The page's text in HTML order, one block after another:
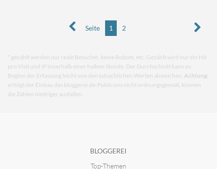
Seite 1 2
* gezählt werden nur reale Besucher, keine Robots, etc. Gezählt wird nur ein Hit
pro Visit und IP innerhalb einer halben Stunde. Der Durchschnitt kann zu
Beginn der Erfassung leicht von den tatsächlichen Werten abweichen. Achtung:
erfolgt der Einbau des bloggerei.de-Publicons nicht ordnungsgemäß, können
die Zahlen niedriger ausfallen.
BLOGGEREI
Top-Themen